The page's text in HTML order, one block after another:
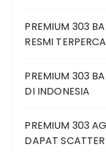
PREMIUM 303
RESMI
PREMIUM 303
DI INDONESIA
PREMIUM 303
DAPAT SCATTER